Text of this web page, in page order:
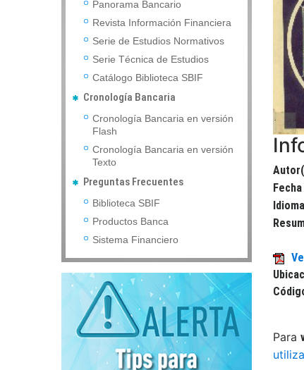
Panorama Bancario
Revista Información Financiera
Serie de Estudios Normativos
Serie Técnica de Estudios
Catálogo Biblioteca SBIF
Cronología Bancaria
Cronología Bancaria en versión
Flash
Cronología Bancaria en versión
Texto
Preguntas Frecuentes
Biblioteca SBIF
Productos Banca
Sistema Financiero
Para